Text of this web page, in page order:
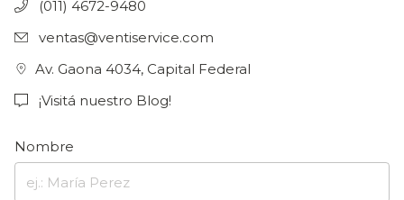
(011) 4672-9480
ventas@ventiservice.com
Av. Gaona 4034, Capital Federal
¡Visitá nuestro Blog!
Nombre